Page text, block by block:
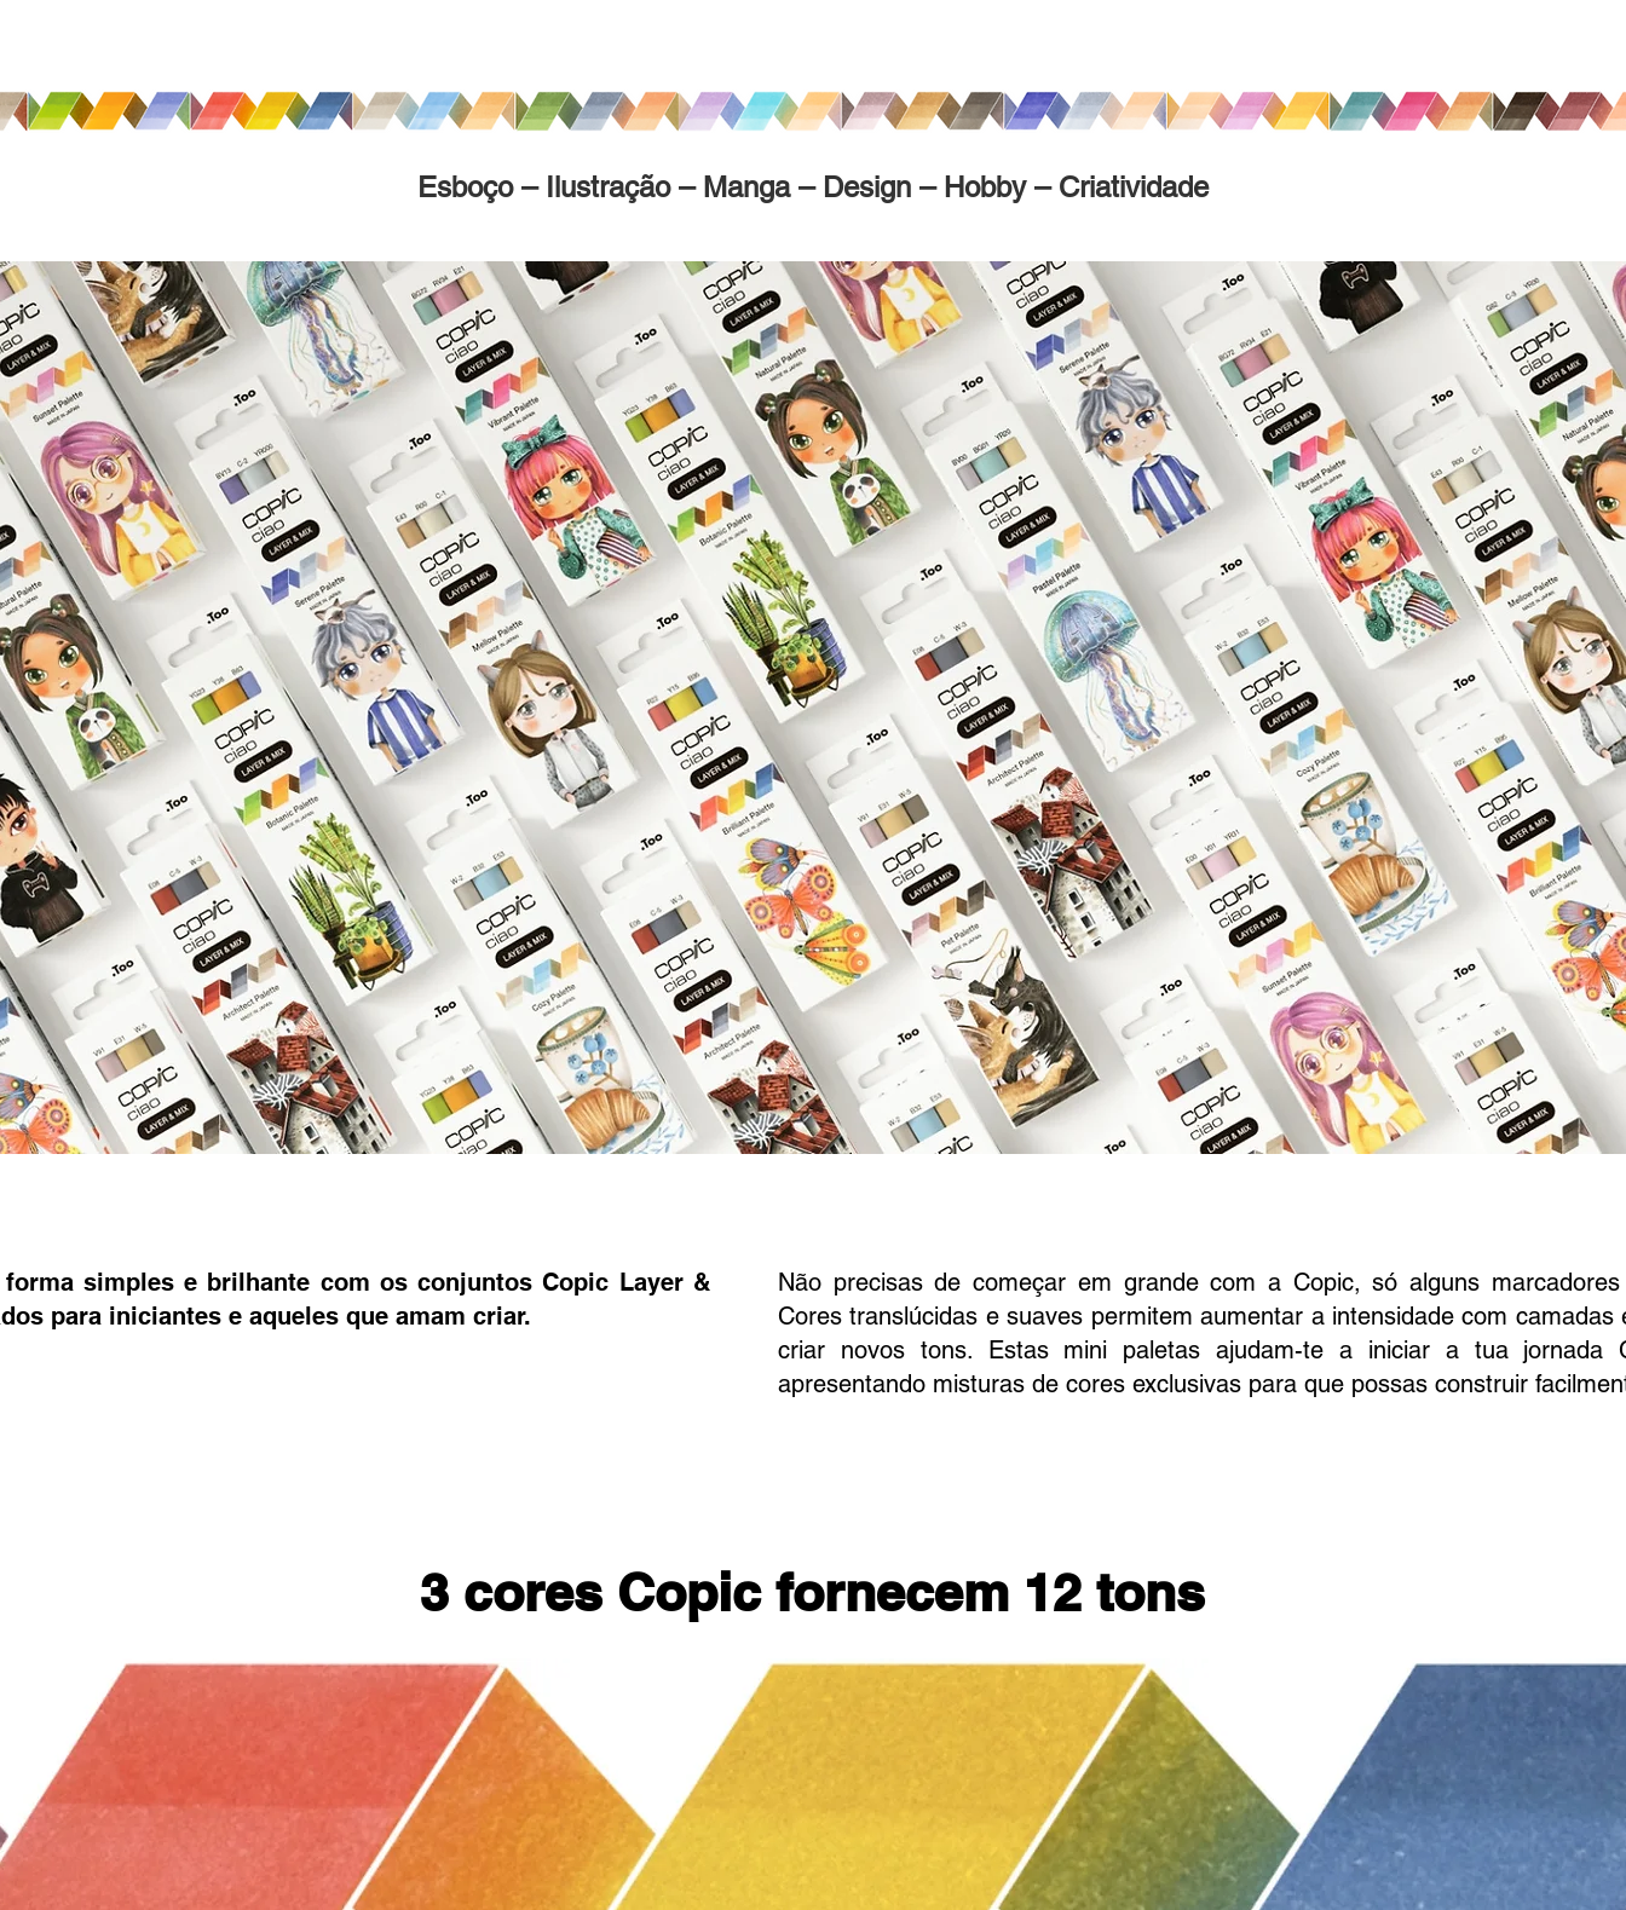
Esboço – Ilustração – Manga – Design – Hobby – Criatividade
forma simples e brilhante com os conjuntos Copic Layer &
para iniciantes e aqueles que amam criar.
Não precisas de começar em grande com a Copic, só alguns
Cores translúcidas e suaves permitem aumentar a intensidade com camadas
criar novos tons. Estas mini paletas ajudam-te a iniciar a tua jornada
apresentando misturas de cores exclusivas para que possas construir
3 cores Copic fornecem 12 tons